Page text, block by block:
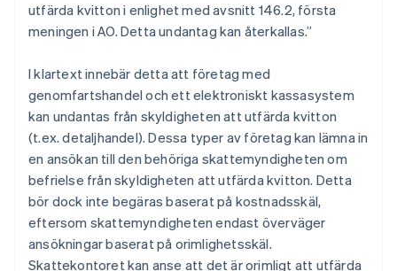
utfärda kvitton i enlighet med avsnitt 146.2, första
meningen i AO. Detta undantag kan återkallas.”
I klartext innebär detta att företag med
genomfartshandel och ett elektroniskt kassasystem
kan undantas från skyldigheten att utfärda kvitton
(t.ex. detaljhandel). Dessa typer av företag kan lämna in
en ansökan till den behöriga skattemyndigheten om
befrielse från skyldigheten att utfärda kvitton. Detta
bör dock inte begäras baserat på kostnadsskäl,
eftersom skattemyndigheten endast överväger
ansökningar baserat på orimlighetsskäl.
Skattekontoret kan anse att det är orimligt att utfärda